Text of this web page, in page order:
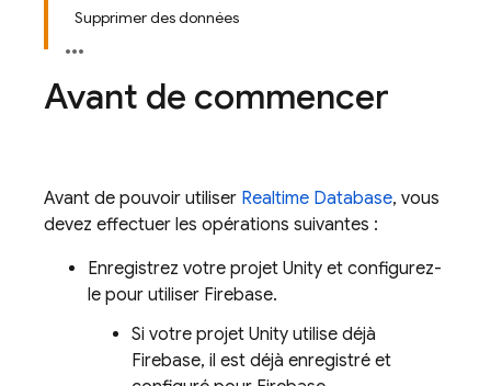
Supprimer des données
Avant de commencer
Avant de pouvoir utiliser Realtime Database, vous
devez effectuer les opérations suivantes :
Enregistrez votre projet Unity et configurez-
le pour utiliser Firebase.
Si votre projet Unity utilise déjà
Firebase, il est déjà enregistré et